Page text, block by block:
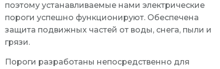
поэтому устанавливаемые нами электрические
пороги успешно функционируют. Обеспечена
защита подвижных частей от воды, снега, пыли и
грязи.
Пороги разработаны непосредственно для